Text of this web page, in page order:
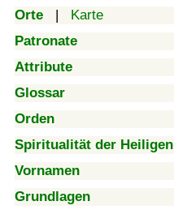
Orte | Karte
Patronate
Attribute
Glossar
Orden
Spiritualität der Heiligen
Vornamen
Grundlagen